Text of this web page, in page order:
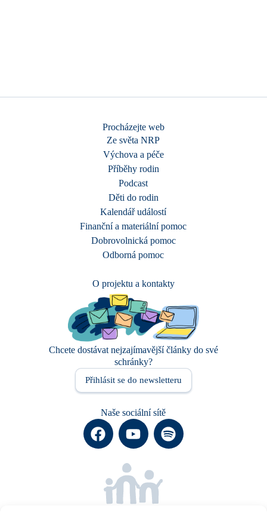
Procházejte web
Ze světa NRP
Výchova a péče
Příběhy rodin
Podcast
Děti do rodin
Kalendář událostí
Finanční a materiální pomoc
Dobrovolnická pomoc
Odborná pomoc
O projektu a kontakty
Chcete dostávat nejzajímavější články do své
schránky?
Přihlásit se do newsletteru
Naše sociální sítě